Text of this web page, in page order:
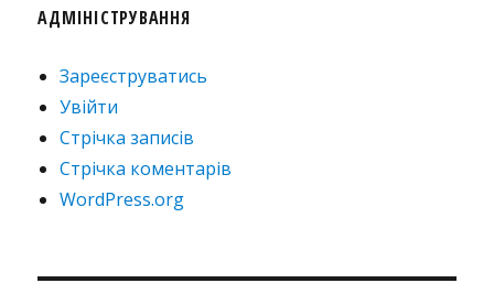
АДМІНІСТРУВАННЯ
Зареєструватись
Увійти
Стрічка записів
Стрічка коментарів
WordPress.org